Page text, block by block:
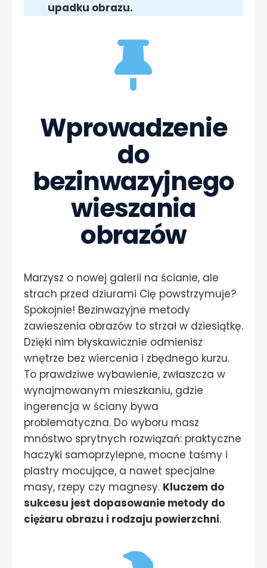
upadku obrazu.
Wprowadzenie
do
bezinwazyjnego
wieszania
obrazów
Marzysz o nowej galerii na ścianie, ale
strach przed dziurami Cię powstrzymuje?
Spokojnie! Bezinwazyjne metody
zawieszenia obrazów to strzał w dziesiątkę.
Dzięki nim błyskawicznie odmienisz
wnętrze bez wiercenia i zbędnego kurzu.
To prawdziwe wybawienie, zwłaszcza w
wynajmowanym mieszkaniu, gdzie
ingerencja w ściany bywa
problematyczna. Do wyboru masz
mnóstwo sprytnych rozwiązań: praktyczne
haczyki samoprzylepne, mocne taśmy i
plastry mocujące, a nawet specjalne
masy, rzepy czy magnesy. Kluczem do
sukcesu jest dopasowanie metody do
ciężaru obrazu i rodzaju powierzchni.